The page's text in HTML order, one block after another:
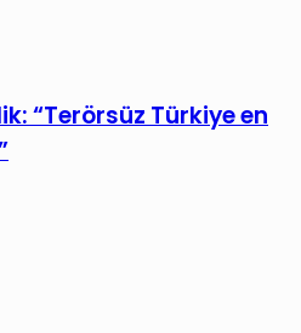
“Terörsüz Türkiye en